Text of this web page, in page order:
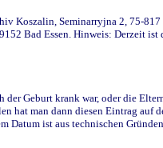
Koszalin, Seminarryjna 2, 75-
Bad Essen. Hinweis: Derzeit
Geburt krank war, oder die
hat man dann diesen Eintrag auf
ist aus technischen